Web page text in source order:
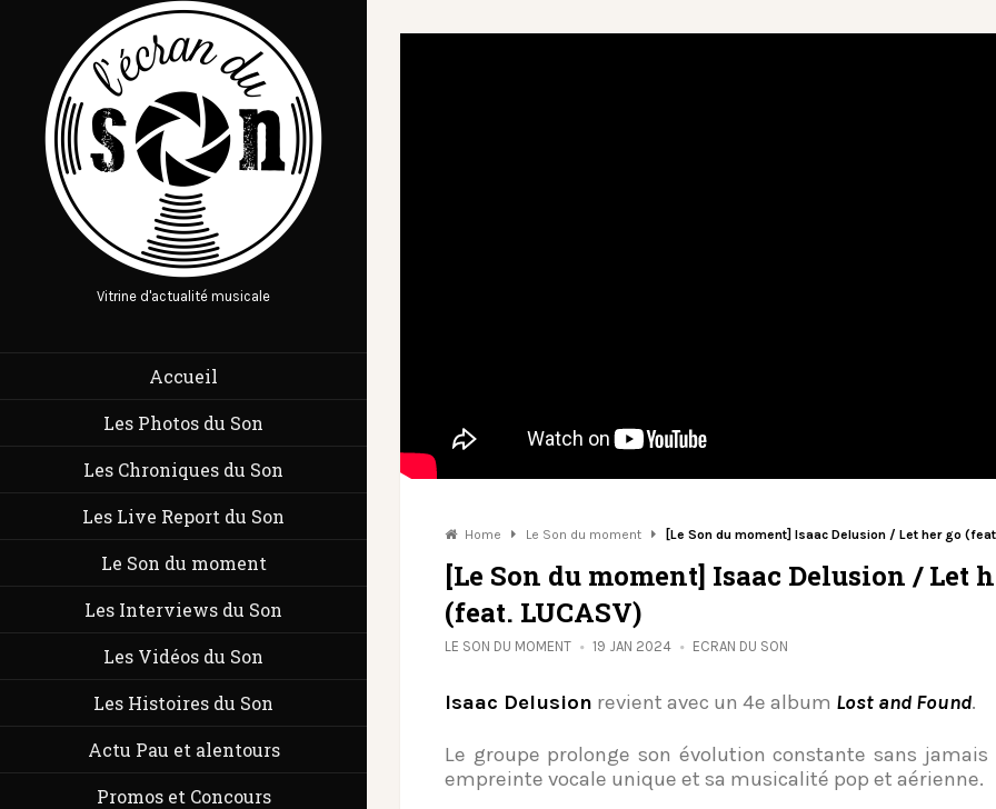
Vitrine d'actualité musicale
Accueil
Les Photos du Son
Les Chroniques du Son
Les Live Report du Son
Le Son du moment
Les Interviews du Son
Les Vidéos du Son
Les Histoires du Son
Actu Pau et alentours
Promos et Concours
Home Le Son du moment [Le Son du moment] Isaac Delusion / Let her go
[Le Son du moment] Isaac Delusion / Let
(feat. LUCASV)
LE SON DU MOMENT 19 JAN 2024 ECRAN DU SON
Isaac Delusion revient avec un 4e album Lost and Found.
Le groupe prolonge son évolution constante sans jamais
empreinte vocale unique et sa musicalité pop et aérienne.